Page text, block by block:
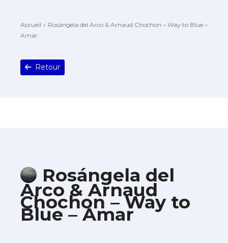
Accueil
Rosángela del Arco & Arnaud Chochon – Way to Blue –
Amar
Retour
Rosángela del
Arco & Arnaud
Chochon – Way to
Blue – Amar